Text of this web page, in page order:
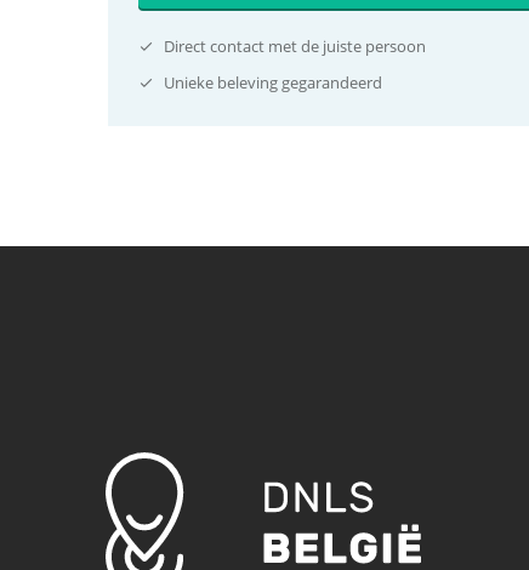
Direct contact met de juiste persoon
Unieke beleving gegarandeerd